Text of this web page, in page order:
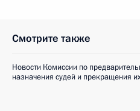
Смотрите также
Новости Комиссии по
назначения судей и прекращения